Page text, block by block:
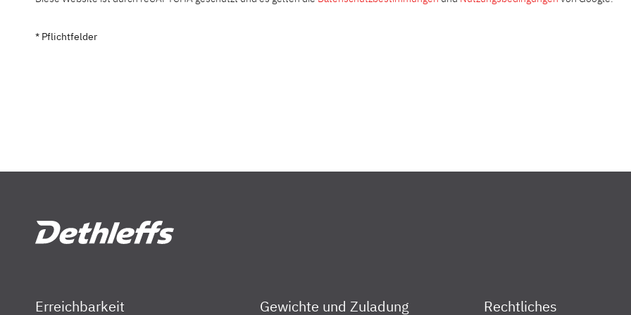
* Pflichtfelder
Erreichbarkeit Gewichte und Zuladung Rechtliches